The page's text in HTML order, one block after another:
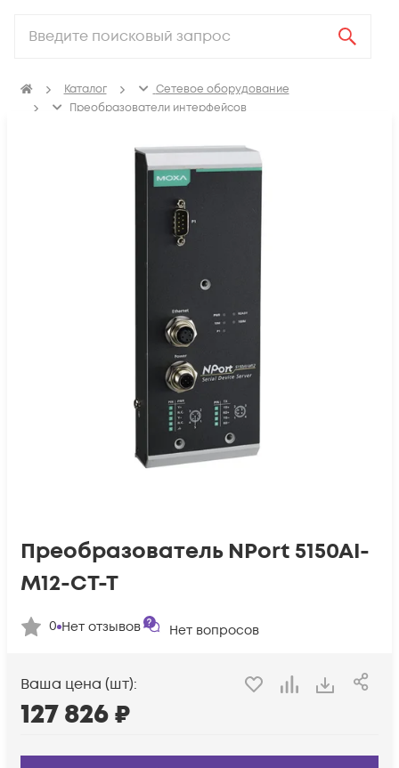
Каталог
Сетевое оборудование
Преобразователи интерфейсов
Преобразователь NPort 5150AI-
M12-CT-T
0 Нет отзывов Нет вопросов
Ваша цена (шт):
127 826₽